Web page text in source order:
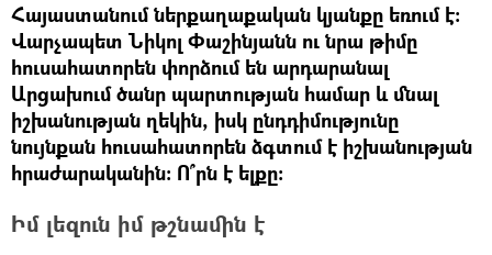
Հայաստանում ներքաղաքական կյանքը եռում է։
Վարչապետ Նիկոլ Փաշինյանն ու նրա թիմը
հուսահատորեն փորձում են արդարանալ
Արցախում ծանր պարտության համար և մնալ
իշխանության ղեկին, իսկ ընդդիմությունը
նույնքան հուսահատորեն ձգտում է իշխանության
հրաժարականին։ Ո՞րն է ելքը։
Իմ լեզուն իմ թշնամին է